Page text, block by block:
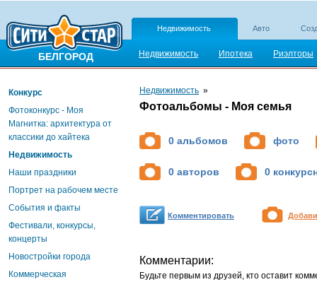
БЕЛГОРОД
Недвижимость Авто
Недвижимость Ипотека Риэлторы
Конкурс
Фотоконкурс - Моя
Магнитка: архитектура от
классики до хайтека
Недвижимость
Наши праздники
Портрет на рабочем месте
События и факты
Фестивали, конкурсы,
концерты
Новостройки города
Коммерческая
Недвижимость »
Фотоальбомы - Моя семья
0 альбомов фото
0 авторов 0
Комментировать
Комментарии:
Будьте первым из друзей, кто оставит